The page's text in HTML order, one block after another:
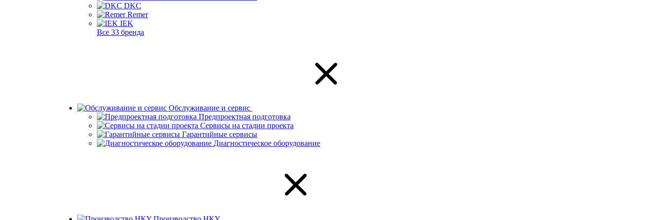
DKC
Remer
IEK
Все 33 бренда
Обслуживание и сервис
Предпроектная подготовка
Сервисы на стадии проекта
Гарантийные сервисы
Диагностическое оборудование